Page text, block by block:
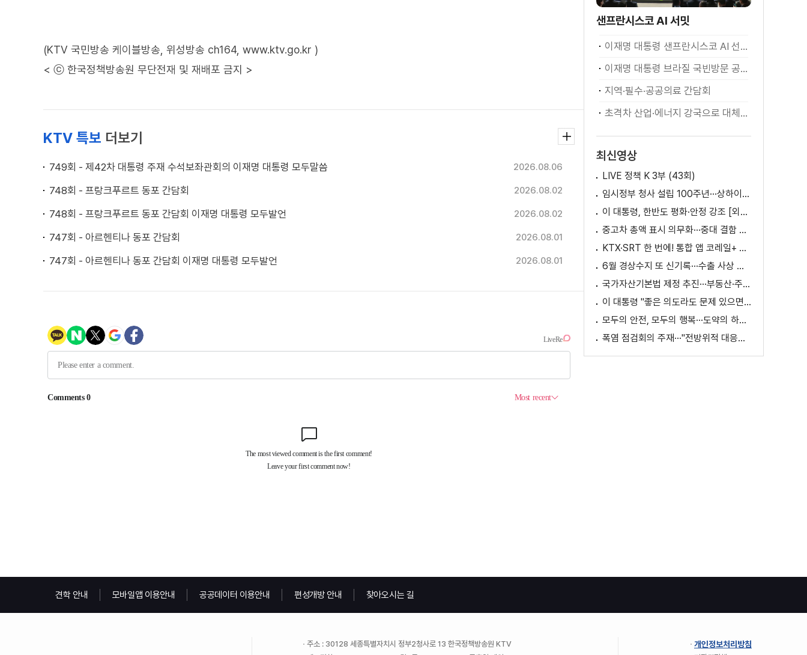
(KTV 국민방송 케이블방송, 위성방송 ch164, www.ktv.go.kr )
< ⓒ 한국정책방송원 무단전재 및 재배포 금지 >
KTV 특보 더보기
749회 - 제42차 대통령 주재 수석보좌관회의 이재명 대통령 모두말씀 2026.08.06
748회 - 프랑크푸르트 동포 간담회 2026.08.02
748회 - 프랑크푸르트 동포 간담회 이재명 대통령 모두발언 2026.08.02
747회 - 아르헨티나 동포 간담회 2026.08.01
747회 - 아르헨티나 동포 간담회 이재명 대통령 모두발언 2026.08.01
샌프란시스코 AI 서밋
이재명 대통령 샌프란시스코 AI 선언
이재명 대통령 브라질 국빈방문 공식환영식
지역·필수·공공의료 간담회
초격차 산업·에너지 강국으로 대체불가 대한민국 이재명 대통령 모두말씀
최신영상
LIVE 정책 K 3부 (43회)
임시정부 청사 설립 100주년···상하이서 만난 K-컬처! [세계 속 한국]
이 대통령, 한반도 평화·안정 강조 [외신에 비친 한국]
중고차 총액 표시 의무화···중대 결함 시 '계약 해제'
KTX·SRT 한 번에! 통합 앱 코레일+ 출시
6월 경상수지 또 신기록···수출 사상 첫 1천억 달러
국가자산기본법 제정 추진···부동산·주식 등 통합 관리
이 대통령 "좋은 의도라도 문제 있으면 성역 없이 고쳐야"
모두의 안전, 모두의 행복···도약의 하반기
폭염 점검회의 주재···"전방위적 대응체계 가동"
견학 안내 모바일앱 이용안내 공공데이터 이용안내 편성개방 안내 찾아오시는 길
주소 : 30128 세종특별자치시 정부2청사로 13 한국정책방송원 KTV
개인정보처리방침